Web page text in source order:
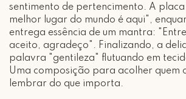
sentimento de pertencimento. A
melhor lugar do mundo é aqui",
entrega essência de um mantra:
aceito, agradeço". Finalizando, a
palavra "gentileza" flutuando em
Uma composição para acolher quem
lembrar do que importa.